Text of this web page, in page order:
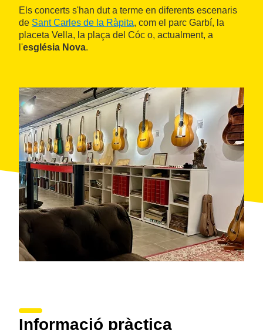
Els concerts s'han dut a terme en diferents escenaris
de Sant Carles de la Ràpita, com el parc Garbí, la
placeta Vella, la plaça del Cóc o, actualment, a
l'església Nova.
Informació pràctica